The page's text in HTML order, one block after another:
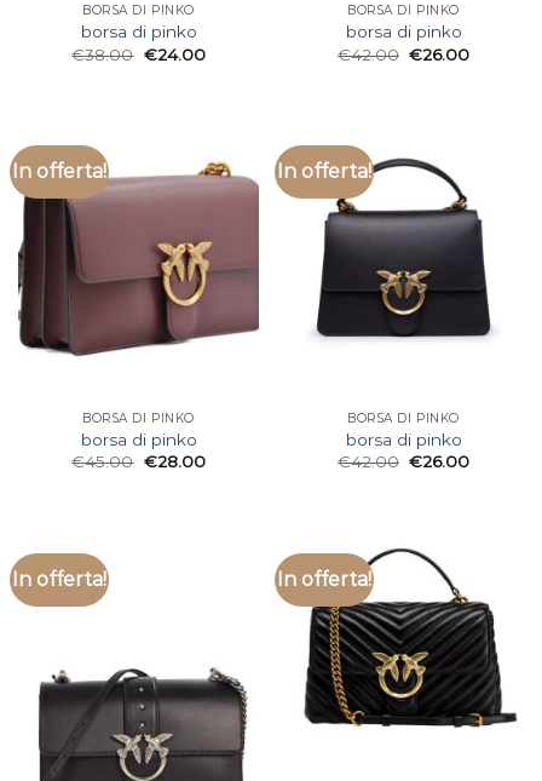
BORSA DI PINKO
borsa di pinko
€38.00 €24.00
BORSA DI PINKO
borsa di pinko
€42.00 €26.00
In offerta!
BORSA DI PINKO
borsa di pinko
€45.00 €28.00
In offerta!
BORSA DI PINKO
borsa di pinko
€42.00 €26.00
In offerta! In offerta!